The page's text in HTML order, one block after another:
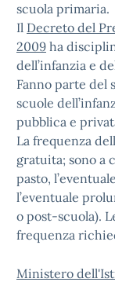
scuola primaria.
Il Decreto del
2009 ha
dell’infanzia e
Fanno parte del
scuole
pubblica e
La frequenza
gratuita; sono a
pasto,
l’eventuale
o post-scuola).
frequenza
Ministero